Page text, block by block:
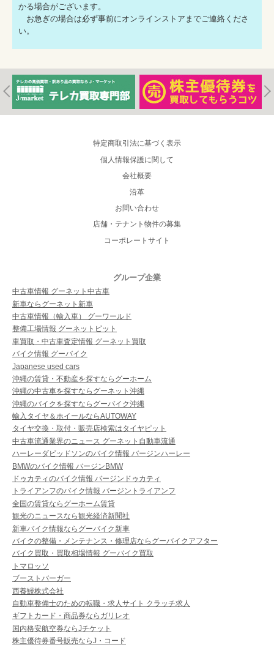
かる場合がございます。
お急ぎの場合は必ず事前にオンラインストアまでご連絡くださ
い。
特定商取引法に基づく表示
個人情報保護に関して
会社概要
沿革
お問い合わせ
店舗・テナント物件の募集
コーポレートサイト
グループ企業
中古車情報 グーネット中古車
新車ならグーネット新車
中古車情報（輸入車） グーワールド
整備工場情報 グーネットピット
車買取・中古車査定情報 グーネット買取
バイク情報 グーバイク
Japanese used cars
沖縄の賃貸・不動産を探すならグーホーム
沖縄の中古車を探すならグーネット沖縄
沖縄のバイクを探すならグーバイク沖縄
輸入タイヤ＆ホイールならAUTOWAY
タイヤ交換・取付・販売店検索はタイヤピット
中古車流通業界のニュース グーネット自動車流通
ハーレーダビッドソンのバイク情報 バージンハーレー
BMWのバイク情報 バージンBMW
ドゥカティのバイク情報 バージンドゥカティ
トライアンフのバイク情報 バージントライアンフ
全国の賃貸ならグーホーム賃貸
観光のニュースなら観光経済新聞社
新車バイク情報ならグーバイク新車
バイクの整備・メンテナンス・修理店ならグーバイクアフター
バイク買取・買取相場情報 グーバイク買取
トマロッソ
ブーストバーガー
西養鰻株式会社
自動車整備士のための転職・求人サイト クラッチ求人
ギフトカード・商品券ならガリレオ
国内格安航空券ならJチケット
株主優待券番号販売ならJ・コード